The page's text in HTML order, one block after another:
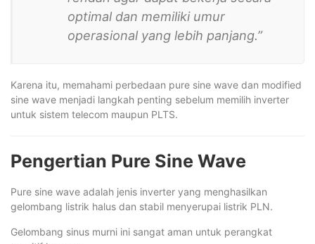
optimal dan memiliki umur
operasional yang lebih panjang.”
Karena itu, memahami perbedaan pure sine wave dan modified
sine wave menjadi langkah penting sebelum memilih inverter
untuk sistem telecom maupun PLTS.
Pengertian Pure Sine Wave
Pure sine wave adalah jenis inverter yang menghasilkan
gelombang listrik halus dan stabil menyerupai listrik PLN.
Gelombang sinus murni ini sangat aman untuk perangkat